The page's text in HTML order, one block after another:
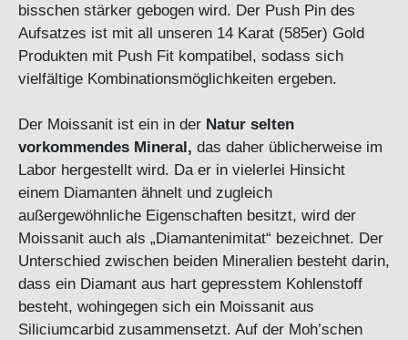
bisschen stärker gebogen wird. Der Push Pin des
Aufsatzes ist mit all unseren 14 Karat (585er) Gold
Produkten mit Push Fit kompatibel, sodass sich
vielfältige Kombinationsmöglichkeiten ergeben.
Der Moissanit ist ein in der Natur selten
vorkommendes Mineral, das daher üblicherweise im
Labor hergestellt wird. Da er in vielerlei Hinsicht
einem Diamanten ähnelt und zugleich
außergewöhnliche Eigenschaften besitzt, wird der
Moissanit auch als „Diamantenimitat“ bezeichnet. Der
Unterschied zwischen beiden Mineralien besteht darin,
dass ein Diamant aus hart gepresstem Kohlenstoff
besteht, wohingegen sich ein Moissanit aus
Siliciumcarbid zusammensetzt. Auf der Moh’schen